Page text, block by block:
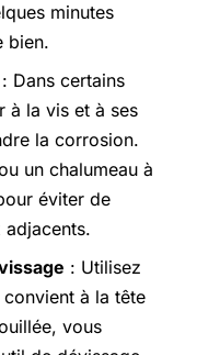
minutes
bien.
: Dans certains
à la vis et à ses
la corrosion.
un chalumeau à
éviter de
adjacents.
: Utilisez
à la tête
vous